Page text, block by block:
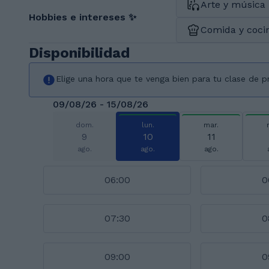
Hobbies e intereses ✨
Arte y música
Comida y
Disponibilidad
Elige una hora que te venga bien para tu clase de
09/08/26 - 15/08/26
dom.
9
ago.
lun.
10
ago.
mar.
11
ago.
06:00
07:30
09:00